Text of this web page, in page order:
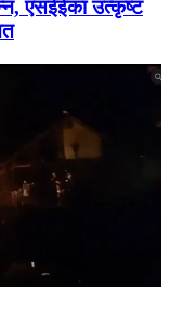
एसईईका उत्कृष्ट